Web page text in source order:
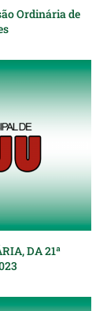
Ordinária de
DA 21ª